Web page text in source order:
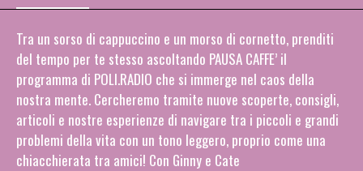
Tra un sorso di cappuccino e un morso di cornetto, prenditi
del tempo per te stesso ascoltando PAUSA CAFFE’ il
programma di POLI.RADIO che si immerge nel caos della
nostra mente. Cercheremo tramite nuove scoperte, consigli,
articoli e nostre esperienze di navigare tra i piccoli e grandi
problemi della vita con un tono leggero, proprio come una
chiacchierata tra amici! Con Ginny e Cate